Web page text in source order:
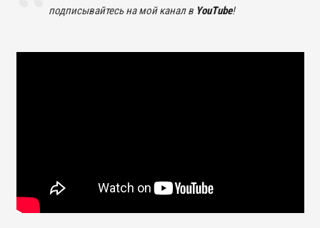
подписывайтесь на мой канал в YouTube!